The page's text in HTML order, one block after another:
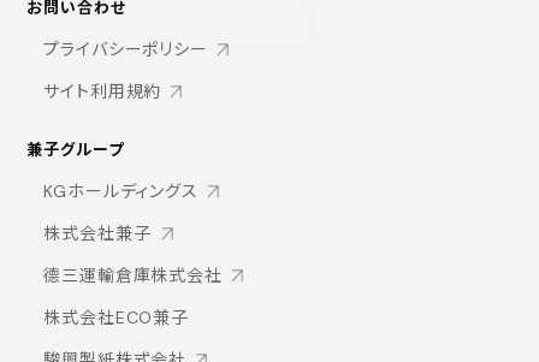
お問い合わせ
プライバシーポリシー
サイト利用規約
兼子グループ
KGホールディングス
株式会社兼子
德三運輸倉庫株式会社
株式会社ECO兼子